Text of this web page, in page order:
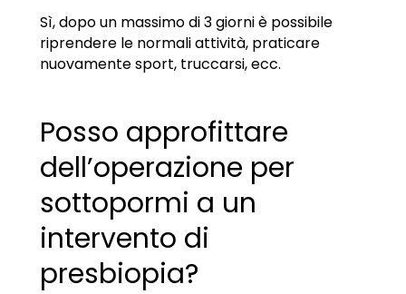
Sì, dopo un massimo di 3 giorni è possibile
riprendere le normali attività, praticare
nuovamente sport, truccarsi, ecc.
Posso approfittare
dell’operazione per
sottopormi a un
intervento di
presbiopia?